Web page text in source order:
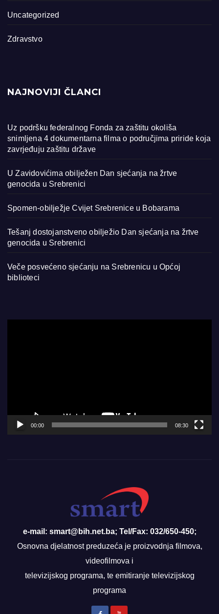
Uncategorized
Zdravstvo
NAJNOVIJI ČLANCI
Uz podršku federalnog Fonda za zaštitu okoliša
snimljena 4 dokumentarna filma o područjima priride koja
zavrjeđuju zaštitu države
U Zavidovićima obilježen Dan sjećanja na žrtve
genocida u Srebrenici
Spomen-obilježje Cvijet Srebrenice u Bobarama
Tešanj dostojanstveno obilježio Dan sjećanja na žrtve
genocida u Srebrenici
Veče posvećeno sjećanju na Srebrenicu u Općoj
biblioteci
00:00 08:30
e-mail: smart@bih.net.ba; Tel/Fax: 032/650-450;
Osnovna djelatnost preduzeća je proizvodnja filmova,
videofilmova i
televizijskog programa, te emitiranje televizijskog
programa